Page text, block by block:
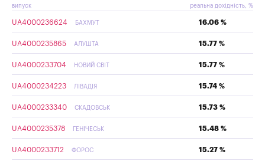
випуск реальна дохідність, %
UA4000236624 БАХМУТ 16.06 %
UA4000235865 АЛУШТА 15.77 %
UA4000233704 НОВИЙ СВІТ 15.77 %
UA4000234223 ЛІВАДІЯ 15.74 %
UA4000233340 СКАДОВСЬК 15.73 %
UA4000235378 ГЕНІЧЕСЬК 15.48 %
UA4000233712 ФОРОС 15.27 %